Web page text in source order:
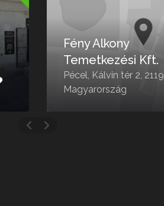
Fény Alkony
Temetkezési Kft.
Pécel, Kálvin tér 2, 2119
Magyarország